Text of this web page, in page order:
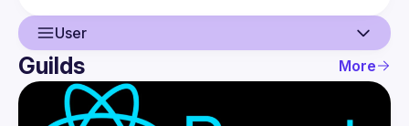
User
User
Events
Guilds More